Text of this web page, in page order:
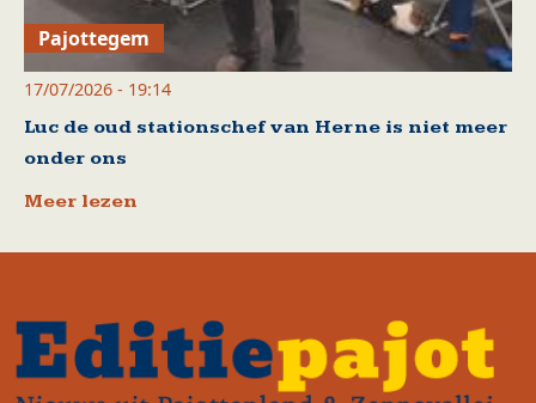
Pajottegem
17/07/2026 - 19:14
Luc de oud stationschef van Herne is niet meer
onder ons
Meer lezen